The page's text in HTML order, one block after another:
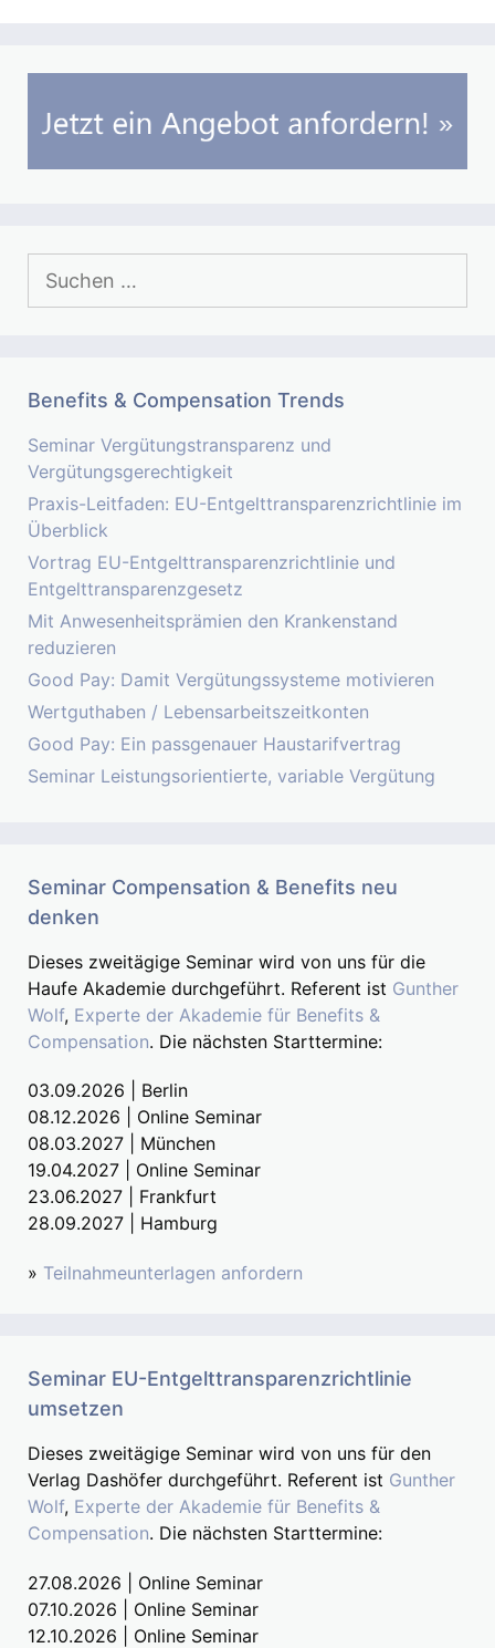
nach:
Benefits & Compensation Trends
Seminar Vergütungstransparenz und
Vergütungsgerechtigkeit
Praxis-Leitfaden: EU-Entgelttransparenzrichtlinie im
Überblick
Vortrag EU-Entgelttransparenzrichtlinie und
Entgelttransparenzgesetz
Mit Anwesenheitsprämien den Krankenstand
reduzieren
Good Pay: Damit Vergütungssysteme motivieren
Wertguthaben / Lebensarbeitszeitkonten
Good Pay: Ein passgenauer Haustarifvertrag
Seminar Leistungsorientierte, variable Vergütung
Seminar Compensation & Benefits neu
denken
Dieses zweitägige Seminar wird von uns für die
Haufe Akademie durchgeführt. Referent ist Gunther
Wolf, Experte der Akademie für Benefits &
Compensation. Die nächsten Starttermine:
03.09.2026 | Berlin
08.12.2026 | Online Seminar
08.03.2027 | München
19.04.2027 | Online Seminar
23.06.2027 | Frankfurt
28.09.2027 | Hamburg
» Teilnahmeunterlagen anfordern
Seminar EU-Entgelttransparenzrichtlinie
umsetzen
Dieses zweitägige Seminar wird von uns für den
Verlag Dashöfer durchgeführt. Referent ist Gunther
Wolf, Experte der Akademie für Benefits &
Compensation. Die nächsten Starttermine:
27.08.2026 | Online Seminar
07.10.2026 | Online Seminar
12.10.2026 | Online Seminar